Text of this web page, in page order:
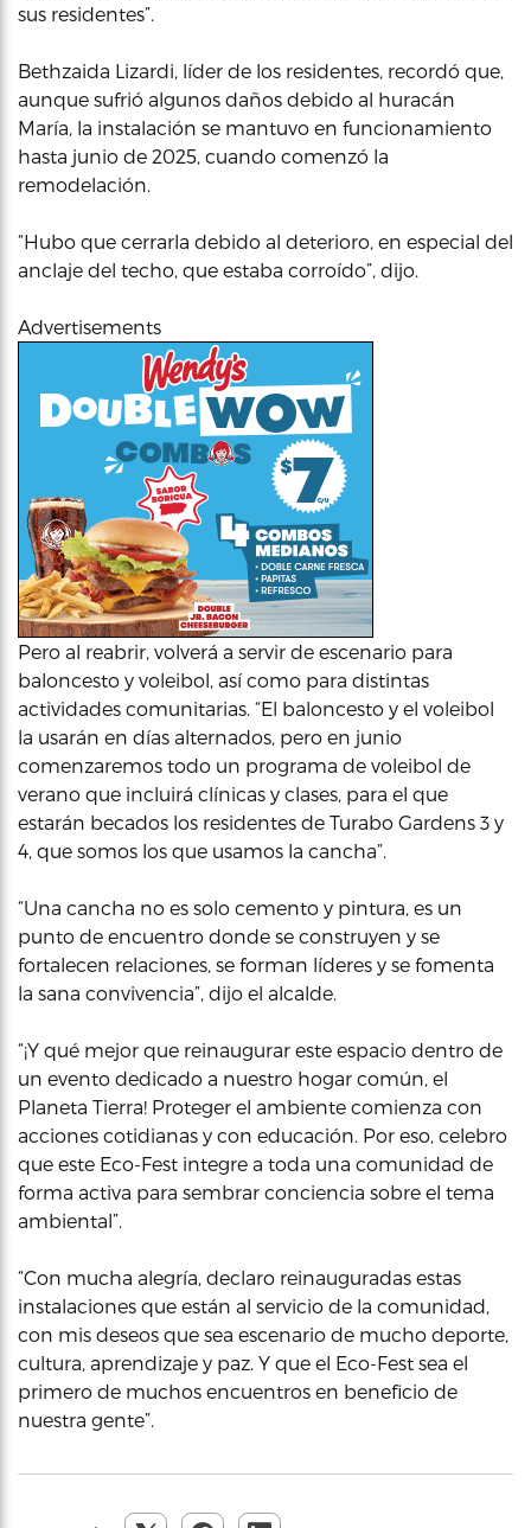
sus residentes”.
Bethzaida Lizardi, líder de los residentes, recordó que,
aunque sufrió algunos daños debido al huracán
María, la instalación se mantuvo en funcionamiento
hasta junio de 2025, cuando comenzó la
remodelación.
“Hubo que cerrarla debido al deterioro, en especial del
anclaje del techo, que estaba corroído”, dijo.
Advertisements
Pero al reabrir, volverá a servir de escenario para
baloncesto y voleibol, así como para distintas
actividades comunitarias. “El baloncesto y el voleibol
la usarán en días alternados, pero en junio
comenzaremos todo un programa de voleibol de
verano que incluirá clínicas y clases, para el que
estarán becados los residentes de Turabo Gardens 3 y
4, que somos los que usamos la cancha”.
“Una cancha no es solo cemento y pintura, es un
punto de encuentro donde se construyen y se
fortalecen relaciones, se forman líderes y se fomenta
la sana convivencia”, dijo el alcalde.
“¡Y qué mejor que reinaugurar este espacio dentro de
un evento dedicado a nuestro hogar común, el
Planeta Tierra! Proteger el ambiente comienza con
acciones cotidianas y con educación. Por eso, celebro
que este Eco-Fest integre a toda una comunidad de
forma activa para sembrar conciencia sobre el tema
ambiental”.
“Con mucha alegría, declaro reinauguradas estas
instalaciones que están al servicio de la comunidad,
con mis deseos que sea escenario de mucho deporte,
cultura, aprendizaje y paz. Y que el Eco-Fest sea el
primero de muchos encuentros en beneficio de
nuestra gente”.